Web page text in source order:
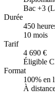
Bac +3
Durée
450
10 mois
Tarif
4 690 €
Éligible
Format
100% en
À